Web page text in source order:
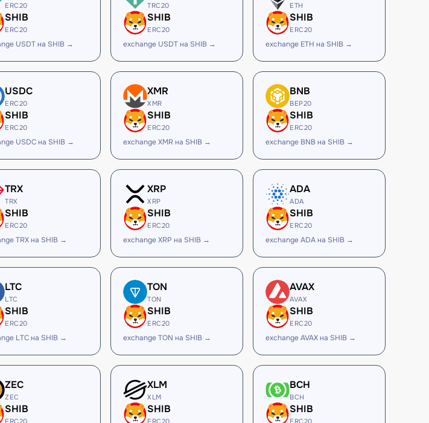
ERC20
SHIB
ERC20
USDT на SHIB →
TRC20
SHIB
ERC20
exchange USDT на SHIB →
ETH
SHIB
ERC20
exchange ETH на SHIB →
USDC
ERC20
SHIB
ERC20
USDC на SHIB →
XMR
XMR
SHIB
ERC20
exchange XMR на SHIB →
BNB
BEP20
SHIB
ERC20
exchange BNB на SHIB →
TRX
TRX
SHIB
ERC20
TRX на SHIB →
XRP
XRP
SHIB
ERC20
exchange XRP на SHIB →
ADA
ADA
SHIB
ERC20
exchange ADA на SHIB →
LTC
LTC
SHIB
ERC20
LTC на SHIB →
TON
TON
SHIB
ERC20
exchange TON на SHIB →
AVAX
AVAX
SHIB
ERC20
exchange AVAX на SHIB →
ZEC
ZEC
SHIB
ERC20
XLM
XLM
SHIB
ERC20
BCH
BCH
SHIB
ERC20